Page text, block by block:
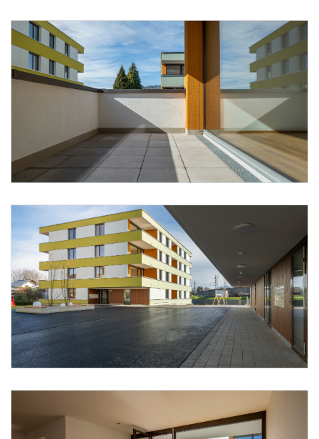
Foto 19: Alpenländische/ Florian Scherl
Foto 20: Alpenländische/ Florian Scherl